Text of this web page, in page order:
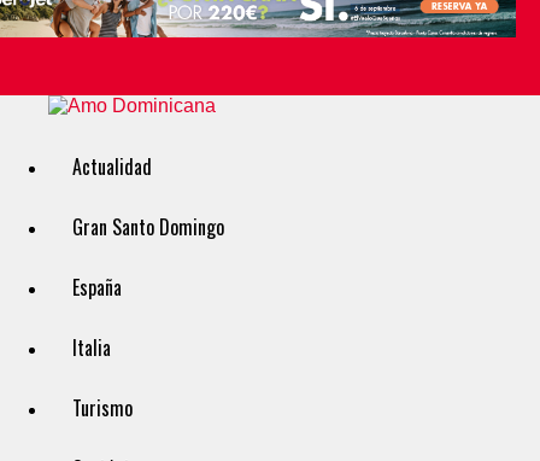
Actualidad
Gran Santo Domingo
España
Italia
Turismo